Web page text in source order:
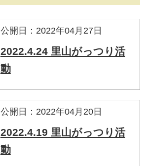
公開日：2022年04月27日
2022.4.24 里山がっつり活
動
公開日：2022年04月20日
2022.4.19 里山がっつり活
動